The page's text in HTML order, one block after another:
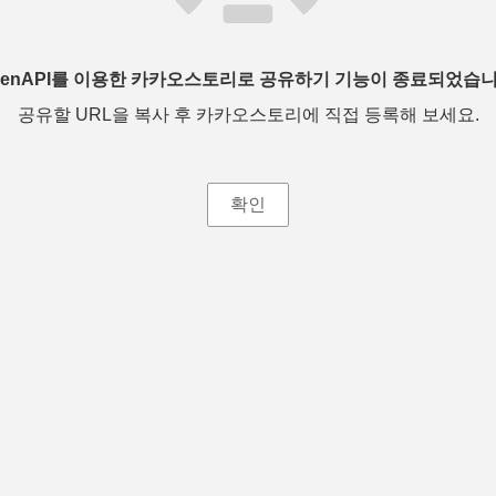
를 이용한 카카오스토리로 공유하기 기능이 종료되었습
공유할 URL을 복사 후 카카오스토리에 직접 등록해 보세요.
확인